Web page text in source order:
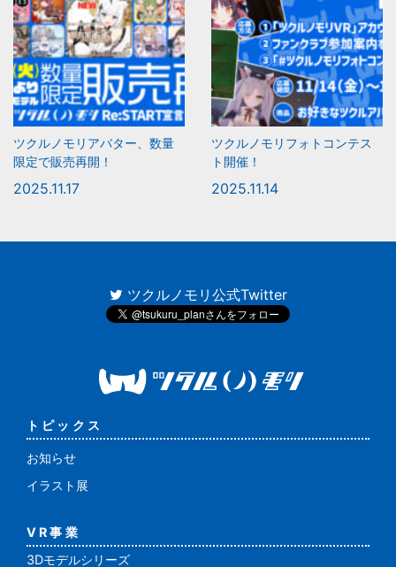
ツクルノモリアバター、数量
限定で販売再開！
2025.11.17
ツクルノモリフォトコンテス
ト開催！
2025.11.14
トピックス
お知らせ
イラスト展
VR事業
3Dモデルシリーズ
ツクルノモリ公式Twitter